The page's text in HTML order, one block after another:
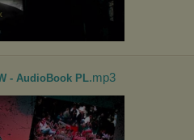
- AudioBook PL.mp3